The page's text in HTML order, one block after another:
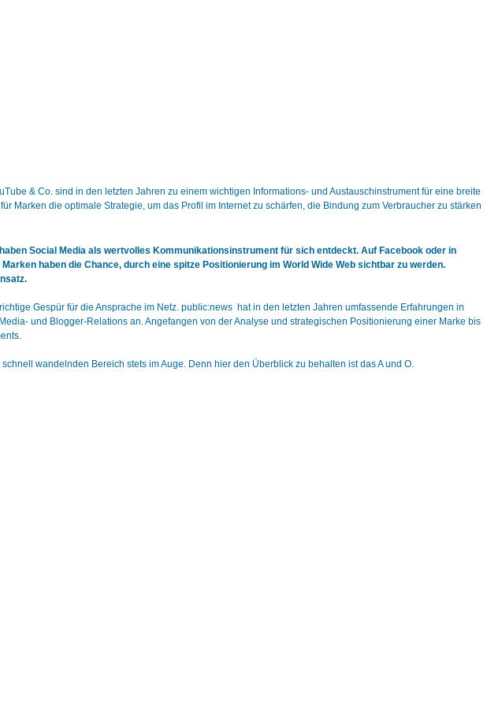
& Co. sind in den letzten Jahren zu einem wichtigen Informations- und Austauschinstrument für eine breite
die optimale Strategie, um das Profil im Internet zu schärfen, die Bindung zum Verbraucher zu stärken
Social Media als wertvolles Kommunikationsinstrument für sich entdeckt. Auf Facebook oder in
haben die Chance, durch eine spitze Positionierung im World Wide Web sichtbar zu werden.
Gespür für die Ansprache im Netz. public:news hat in den letzten Jahren umfassende Erfahrungen in
und Blogger-Relations an. Angefangen von der Analyse und strategischen Positionierung einer Marke bis
wandelnden Bereich stets im Auge. Denn hier den Überblick zu behalten ist das A und O.